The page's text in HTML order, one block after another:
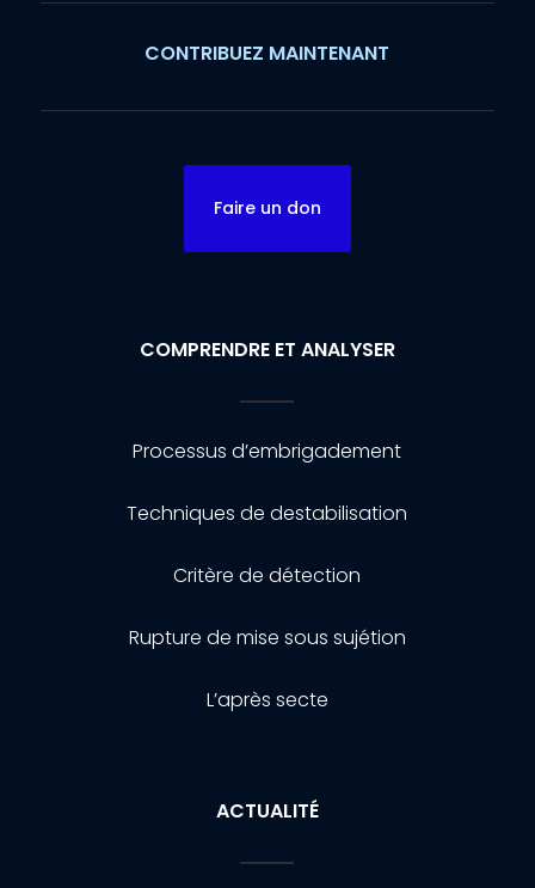
CONTRIBUEZ MAINTENANT
Faire un don
COMPRENDRE ET ANALYSER
Processus d’embrigadement
Techniques de destabilisation
Critère de détection
Rupture de mise sous sujétion
L’après secte
ACTUALITÉ